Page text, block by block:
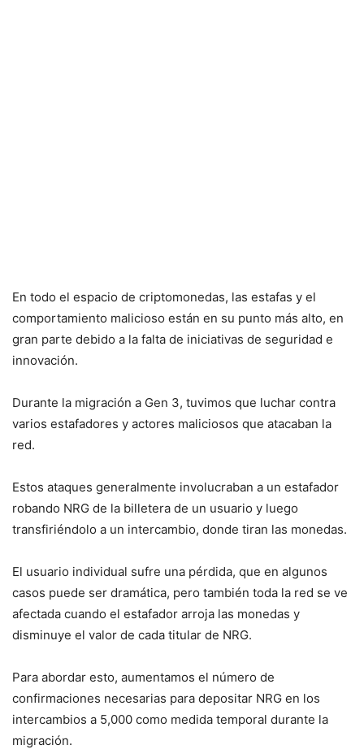
En todo el espacio de criptomonedas, las estafas y el
comportamiento malicioso están en su punto más alto, en
gran parte debido a la falta de iniciativas de seguridad e
innovación.
Durante la migración a Gen 3, tuvimos que luchar contra
varios estafadores y actores maliciosos que atacaban la
red.
Estos ataques generalmente involucraban a un estafador
robando NRG de la billetera de un usuario y luego
transfiriéndolo a un intercambio, donde tiran las monedas.
El usuario individual sufre una pérdida, que en algunos
casos puede ser dramática, pero también toda la red se ve
afectada cuando el estafador arroja las monedas y
disminuye el valor de cada titular de NRG.
Para abordar esto, aumentamos el número de
confirmaciones necesarias para depositar NRG en los
intercambios a 5,000 como medida temporal durante la
migración.